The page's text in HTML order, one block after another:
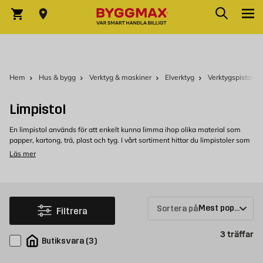
Varukorg Sök
Hem Hus & bygg Verktyg & maskiner Elverktyg Verktygspistol
Limpistol
En limpistol används för att enkelt kunna limma ihop olika material som
papper, kartong, trä, plast och tyg. I vårt sortiment hittar du limpistoler som
använder sig av en limstav som smälts av en elektrisk värmekälla.
hobbypyssel. Det som är stora fördelar med limpistolen är att den är enkel
att använda och du kan smidigt applicera limmet där du behöver.
Dessutom är torktiden mycket snabbare än med vanligt lim vilket är ett
Köp limpistol hos Byggmax
Läs mer
Filtrera
Butiksvara (3)
Sortera på:
3 träffar